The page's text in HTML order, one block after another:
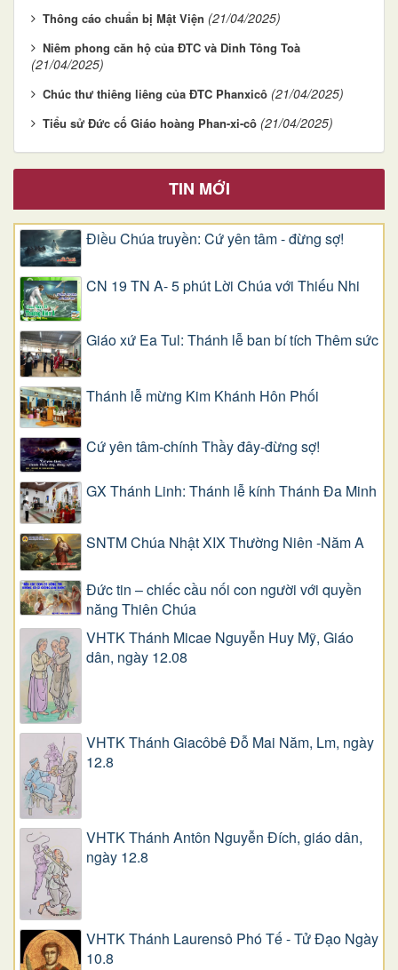
Thông cáo chuẩn bị Mật Viện (21/04/2025)
Niêm phong căn hộ của ĐTC và Dinh Tông Toà
(21/04/2025)
Chúc thư thiêng liêng của ĐTC Phanxicô (21/04/2025)
Tiểu sử Đức cố Giáo hoàng Phan-xi-cô (21/04/2025)
TIN MỚI
Điều Chúa truyền: Cứ yên tâm - đừng sợ!
CN 19 TN A- 5 phút Lời Chúa với Thiếu Nhi
Giáo xứ Ea Tul: Thánh lễ ban bí tích Thêm sức
Thánh lễ mừng Kim Khánh Hôn Phối
Cứ yên tâm-chính Thầy đây-đừng sợ!
GX Thánh Linh: Thánh lễ kính Thánh Đa Minh
SNTM Chúa Nhật XIX Thường Niên -Năm A
Đức tin – chiếc cầu nối con người với quyền
năng Thiên Chúa
VHTK Thánh Micae Nguyễn Huy Mỹ, Giáo
dân, ngày 12.08
VHTK Thánh Giacôbê Ðỗ Mai Năm, Lm, ngày
12.8
VHTK Thánh Antôn Nguyễn Ðích, giáo dân,
ngày 12.8
VHTK Thánh Laurensô Phó Tế - Tử Đạo Ngày
10.8